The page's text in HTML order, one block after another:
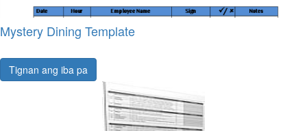
Mystery Dining Template
Tignan ang iba pa